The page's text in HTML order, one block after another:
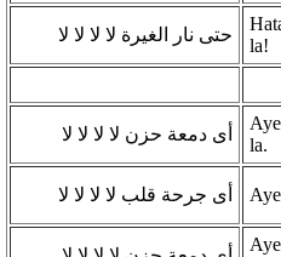
حتى نار الغيرة لا لا لا لا
la!
أى دمعة حزن لا لا لا لا
la.
أى جرحة قلب لا لا لا لا